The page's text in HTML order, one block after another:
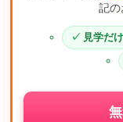
記の
見学だ